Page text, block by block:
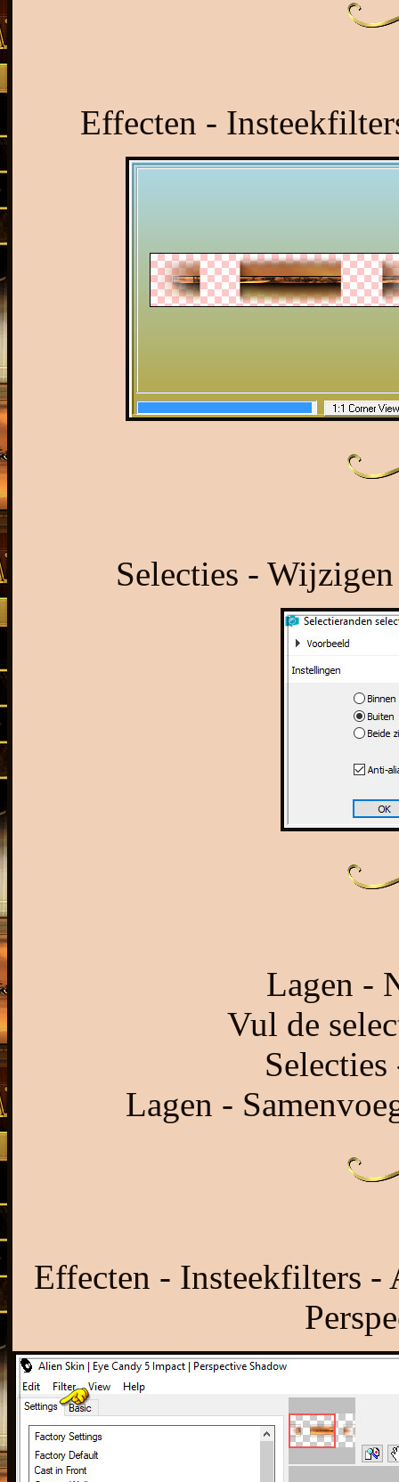
Effecten -
Selecties -
Lagen -
Vul de
Lagen -
Effecten - Insteekfilters